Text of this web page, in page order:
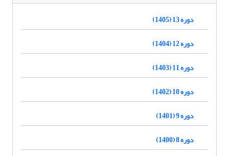
دوره 13 (1405)
دوره 12 (1404)
دوره 11 (1403)
دوره 10 (1402)
دوره 9 (1401)
دوره 8 (1400)